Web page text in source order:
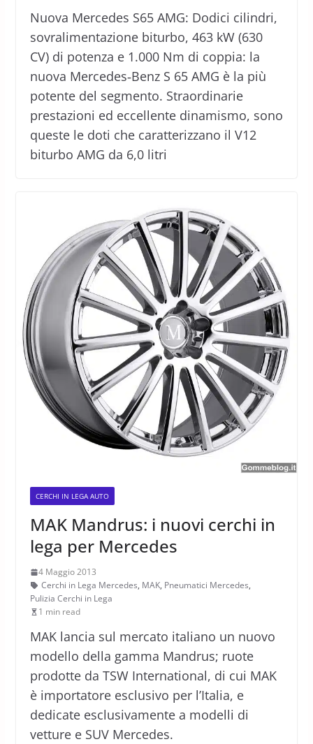
Nuova Mercedes S65 AMG: Dodici cilindri,
sovralimentazione biturbo, 463 kW (630
CV) di potenza e 1.000 Nm di coppia: la
nuova Mercedes‑Benz S 65 AMG è la più
potente del segmento. Straordinarie
prestazioni ed eccellente dinamismo, sono
queste le doti che caratterizzano il V12
biturbo AMG da 6,0 litri
CERCHI IN LEGA AUTO
MAK Mandrus: i nuovi cerchi in
lega per Mercedes
4 Maggio 2013
Cerchi in Lega Mercedes, MAK, Pneumatici Mercedes,
Pulizia Cerchi in Lega
1 min read
MAK lancia sul mercato italiano un nuovo
modello della gamma Mandrus; ruote
prodotte da TSW International, di cui MAK
è importatore esclusivo per l’Italia, e
dedicate esclusivamente a modelli di
vetture e SUV Mercedes.